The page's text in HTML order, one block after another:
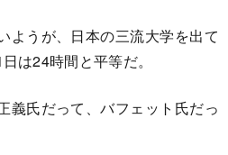
ようが、日本の三流大学を出て
は24時間と平等だ。
義氏だって、バフェット氏だっ